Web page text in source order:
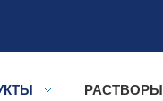
РАСТВОРЫ